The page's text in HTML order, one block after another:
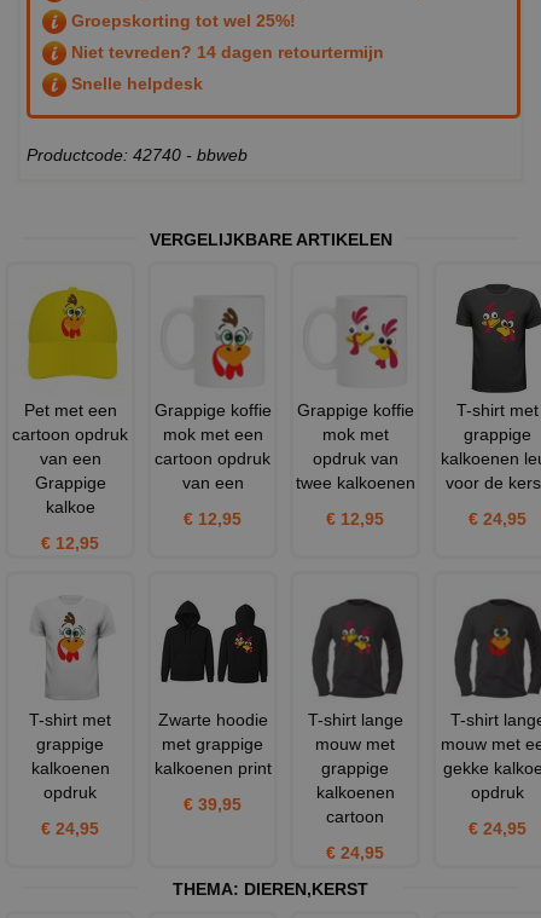
Groepskorting tot wel 25%!
Niet tevreden? 14 dagen retourtermijn
Snelle helpdesk
Productcode: 42740 - bbweb
VERGELIJKBARE ARTIKELEN
Pet met een
cartoon opdruk
van een
Grappige
kalkoe
€ 12,95
Grappige koffie
mok met een
cartoon opdruk
van een
€ 12,95
Grappige koffie
mok met
opdruk van
twee kalkoenen
€ 12,95
T-shirt met
grappige
kalkoenen
voor de
€ 24,95
T-shirt met
grappige
kalkoenen
opdruk
€ 24,95
Zwarte hoodie
met grappige
kalkoenen print
€ 39,95
T-shirt lange
mouw met
grappige
kalkoenen
cartoon
€ 24,95
T-shirt
mouw met
gekke
opdruk
€ 24,95
THEMA: DIEREN,KERST